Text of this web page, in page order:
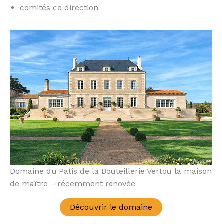
comités de direction
Domaine du Patis de la Bouteillerie Vertou la maison
de maître – récemment rénovée
Découvrir le domaine